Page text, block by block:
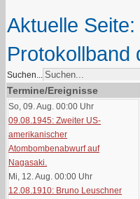
Aktuelle Seite:
Protokollband
Suchen...
Termine/Ereignisse
So, 09. Aug. 00:00 Uhr
09.08.1945: Zweiter US-
amerikanischer
Atombombenabwurf auf
Nagasaki.
Mi, 12. Aug. 00:00 Uhr
12.08.1910: Bruno Leuschner